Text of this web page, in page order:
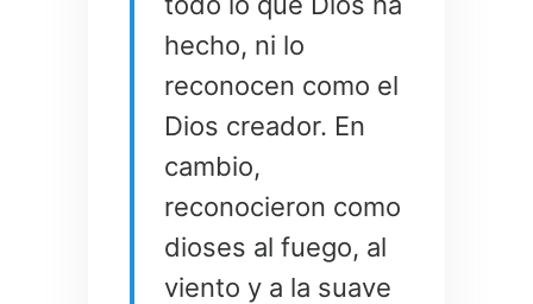
hecho, ni lo
reconocen como el
Dios creador. En
cambio,
reconocieron como
dioses al fuego, al
viento y a la suave